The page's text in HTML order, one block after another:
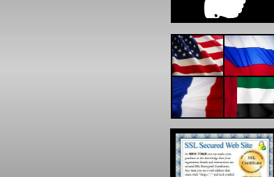
__________________
האתר מאובטח בהצפנת
SSL מתקדמת